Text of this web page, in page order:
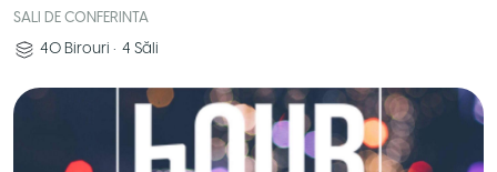
SALI DE CONFERINTA
40 Birouri • 4 Săli